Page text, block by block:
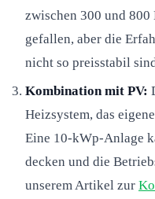
zwischen 300 und 800
gefallen, aber die
nicht so preisstabil
Kombination mit PV:
Heizsystem, das
Eine 10-kWp-Anlage
decken und die
unserem Artikel zur